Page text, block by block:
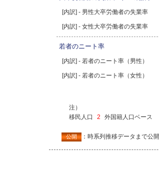
[内訳] - 男性大卒労働者の失業率
[内訳] - 女性大卒労働者の失業率
若者のニート率
[内訳] - 若者のニート率（男性）
[内訳] - 若者のニート率（女性）
注）
移民人口
2 外国籍人口ベース
公開 ：時系列推移データまで公開